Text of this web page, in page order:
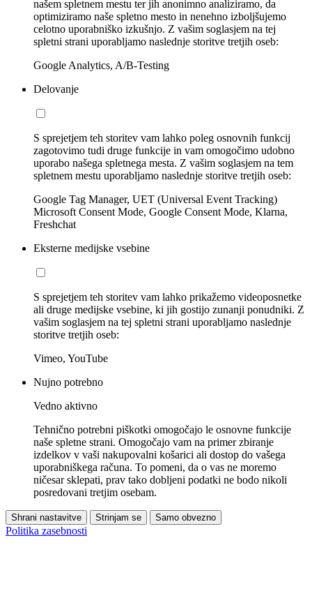
našem spletnem mestu ter jih anonimno analiziramo, da
optimiziramo naše spletno mesto in nenehno izboljšujemo
celotno uporabniško izkušnjo. Z vašim soglasjem na tej
spletni strani uporabljamo naslednje storitve tretjih oseb:
Google Analytics, A/B-Testing
Delovanje
S sprejetjem teh storitev vam lahko poleg osnovnih funkcij
zagotovimo tudi druge funkcije in vam omogočimo udobno
uporabo našega spletnega mesta. Z vašim soglasjem na tem
spletnem mestu uporabljamo naslednje storitve tretjih oseb:
Google Tag Manager, UET (Universal Event Tracking)
Microsoft Consent Mode, Google Consent Mode, Klarna,
Freshchat
Eksterne medijske vsebine
S sprejetjem teh storitev vam lahko prikažemo videoposnetke
ali druge medijske vsebine, ki jih gostijo zunanji ponudniki. Z
vašim soglasjem na tej spletni strani uporabljamo naslednje
storitve tretjih oseb:
Vimeo, YouTube
Nujno potrebno
Vedno aktivno
Tehnično potrebni piškotki omogočajo le osnovne funkcije
naše spletne strani. Omogočajo vam na primer zbiranje
izdelkov v vaši nakupovalni košarici ali dostop do vašega
uporabniškega računa. To pomeni, da o vas ne moremo
ničesar sklepati, prav tako dobljeni podatki ne bodo nikoli
posredovani tretjim osebam.
Shrani nastavitve Strinjam se Samo obvezno
Politika zasebnosti